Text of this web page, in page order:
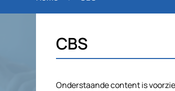
CBS
Onderstaande content is